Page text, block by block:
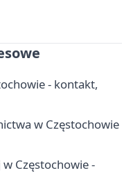
- kontakt,
w Częstochowie
w Częstochowie -